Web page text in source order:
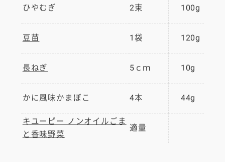
ひやむぎ 2束 100g
豆苗 1袋 120g
長ねぎ 5ｃｍ 10g
かに風味かまぼこ 4本 44g
キユーピー ノンオイルごま
と香味野菜
適量